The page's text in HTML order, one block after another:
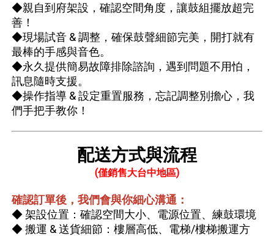
◆親自到府架設，確認空間角度，讓鼓組擺放超完
善！
◆現場試音 & 調整，確保鼓聲細節完美，開打就有
最棒的手感與音色。
◆永久提供簡易故障排除諮詢，遇到問題不用怕，
訊息隨時支援。
◆操作指導 & 設定重置服務，忘記調整別擔心，我
們手把手教你！
配送方式與流程
(僅銷售大台中地區)
確認訂單後，我們會與你細心溝通：
◆ 架設位置：確認空間大小、電源位置、練鼓環境
◆ 搬運 & 送貨細節：樓層高低、電梯/樓梯搬運方